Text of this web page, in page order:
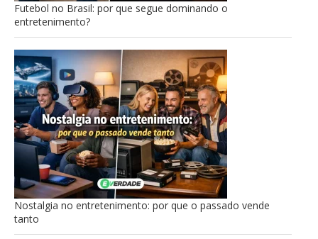
Futebol no Brasil: por que segue dominando o
entretenimento?
Nostalgia no entretenimento: por que o passado vende
tanto